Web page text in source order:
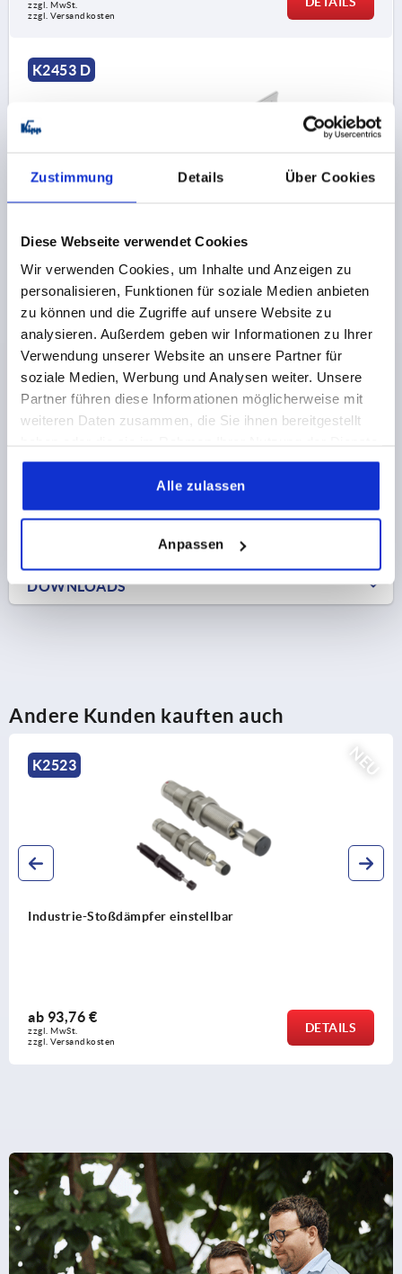
Zustimmung Details Über Cookies
Diese Webseite verwendet Cookies
Wir verwenden Cookies, um Inhalte und Anzeigen zu
personalisieren, Funktionen für soziale Medien anbieten
zu können und die Zugriffe auf unsere Website zu
analysieren. Außerdem geben wir Informationen zu Ihrer
Verwendung unserer Website an unsere Partner für
soziale Medien, Werbung und Analysen weiter. Unsere
Partner führen diese Informationen möglicherweise mit
weiteren Daten zusammen, die Sie ihnen bereitgestellt
gesammelt haben.
Alle zulassen
Anpassen
zzgl. MwSt.
zzgl. Versandkosten
K2453 D
FORM:D, EDELSTAHL, BLANK, S=177
LÄNGE=150 TRAGKRAFT PRO PAAR KG =12
FORM=D
A=12
A1=63 A2=112 A3=126 A4=63
A5=116
A6=126
BREITE=9,7 HÖHE=15,5 HUB S=177
Bestellnummer:K2453.40150
zzgl. MwSt.
DETAILS
PRODUKTDETAILS
DOWNLOADS
Andere Kunden kauften auch
einstellbar
zzgl. MwSt.
zzgl. Versandkosten